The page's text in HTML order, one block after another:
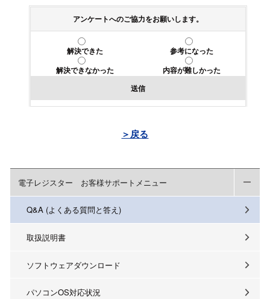
アンケートへのご協力をお願いします。
解決できた
参考になった
解決できなかった
内容が難しかった
送信
＞戻る
電子レジスター お客様サポートメニュー
Q&A (よくある質問と答え)
取扱説明書
ソフトウェアダウンロード
パソコンOS対応状況